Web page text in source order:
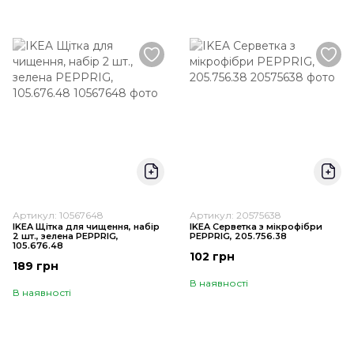
Артикул: 10567648
IKEA Щітка для чищення, набір
2 шт., зелена PEPPRIG,
105.676.48
189 грн
В наявності
Артикул: 20575638
IKEA Серветка з мікрофібри
PEPPRIG, 205.756.38
102 грн
В наявності